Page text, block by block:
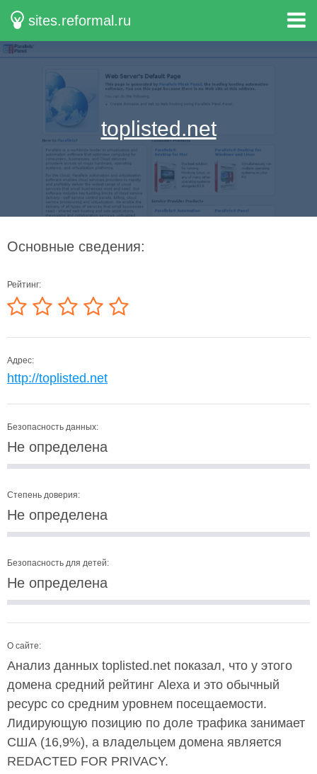
sites.reformal.ru
toplisted.net
Основные сведения:
Рейтинг:
Адрес:
http://toplisted.net
Безопасность данных:
Не определена
Степень доверия:
Не определена
Безопасность для детей:
Не определена
О сайте:
Анализ данных toplisted.net показал, что у этого
домена средний рейтинг Alexa и это обычный
ресурс со средним уровнем посещаемости.
Лидирующую позицию по доле трафика занимает
США (16,9%), а владельцем домена является
REDACTED FOR PRIVACY.